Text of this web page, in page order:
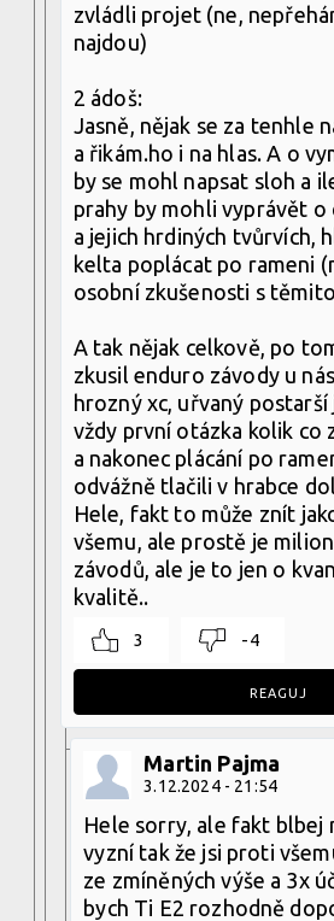
zvládli projet (ne,
najdou)
2 ádoš:
Jasně, nějak se za tenhle
a řikám.ho i na hlas. A o
by se mohl napsat sloh a
prahy by mohli vyprávět o
a jejich hrdiných tvůrvích,
kelta poplácat po rameni
osobní zkušenosti s
A tak nějak celkově, po
zkusil enduro závody u
hrozný xc, uřvaný postarší
vždy první otázka kolik co
a nakonec plácání po
odvážně tlačili v hrabce
Hele, fakt to může znít
všemu, ale prostě je
závodů, ale je to jen o
kvalitě..
3 -4
REAGUJ
Martin Pajma
3.12.2024 - 21:54
Hele sorry, ale fakt blbej
vyzní tak že jsi proti
ze zmíněných výše a 3x
bych Ti E2 rozhodně